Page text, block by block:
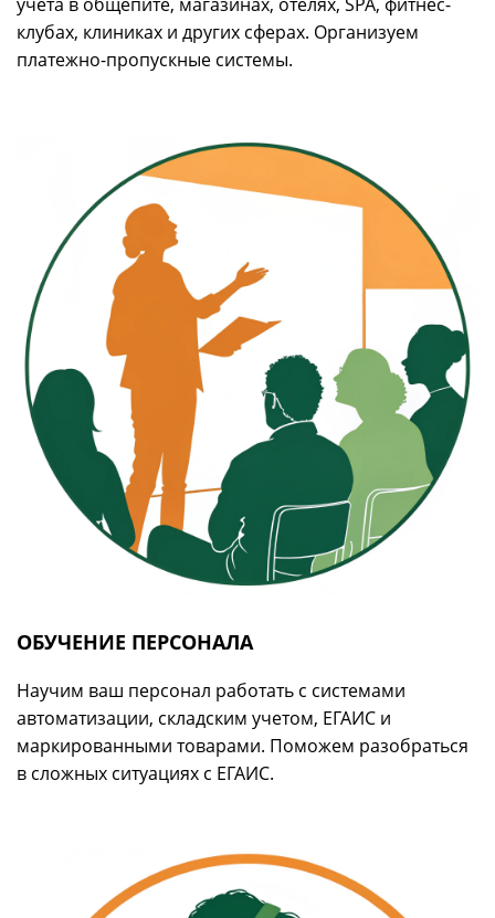
клубах, клиниках и других сферах. Организуем
платежно-пропускные системы.
ОБУЧЕНИЕ ПЕРСОНАЛА
Научим ваш персонал работать с системами
автоматизации, складским учетом, ЕГАИС и
маркированными товарами. Поможем разобраться
в сложных ситуациях с ЕГАИС.